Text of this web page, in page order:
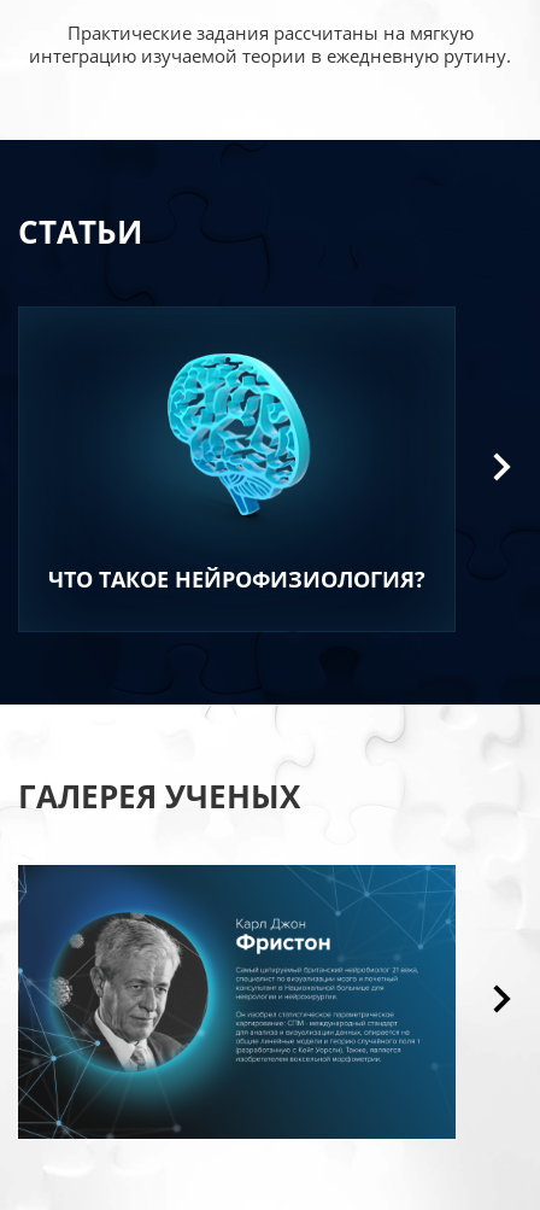
Практические задания рассчитаны на мягкую
интеграцию изучаемой теории в ежедневную рутину.
СТАТЬИ
ЧТО ТАКОЕ НЕЙРОФИЗИОЛОГИЯ?
ГАЛЕРЕЯ УЧЕНЫХ